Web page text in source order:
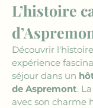
L’histoire
Découvrir
expérience
séjour dans un
de Aspremont.
avec son charme